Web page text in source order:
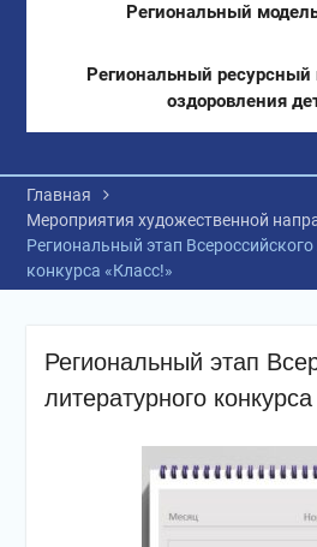
Региональный
Региональный ресурсный
оздоровления
Главная
Мероприятия художественной
Региональный этап Всероссийского
конкурса «Класс!»
Региональный этап
литературного